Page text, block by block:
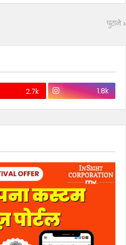
पुराने
2.7k 1.8k